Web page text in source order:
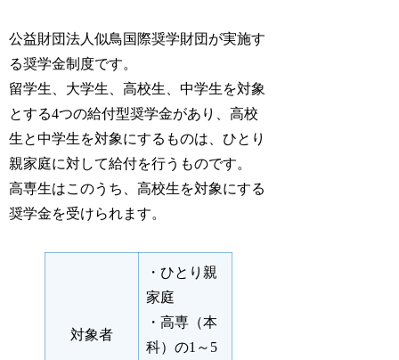
公益財団法人似鳥国際奨学財団が実施す
る奨学金制度です。
留学生、大学生、高校生、中学生を対象
とする4つの給付型奨学金があり、高校
生と中学生を対象にするものは、ひとり
親家庭に対して給付を行うものです。
高専生はこのうち、高校生を対象にする
奨学金を受けられます。
対象者
・ひとり親
家庭
・高専（本
科）の1～5